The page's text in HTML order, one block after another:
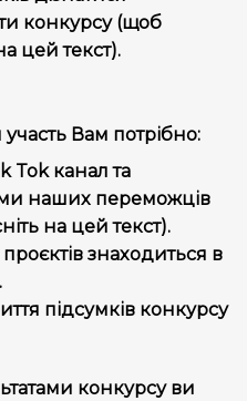
конкурсу (щоб
цей текст).
Вам потрібно:
Tok канал та
наших переможців
на цей текст).
знаходиться в
підсумків конкурсу
конкурсу ви